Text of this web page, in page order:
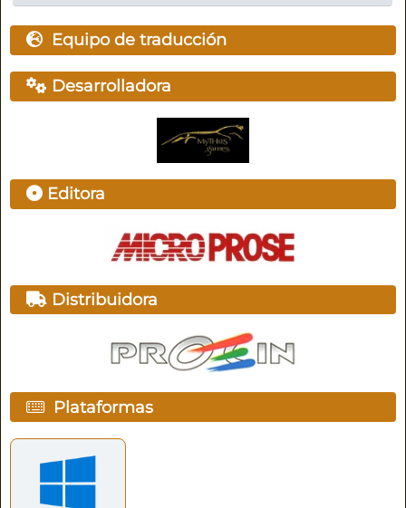
Equipo de traducción
Desarrolladora
Editora
Distribuidora
Plataformas